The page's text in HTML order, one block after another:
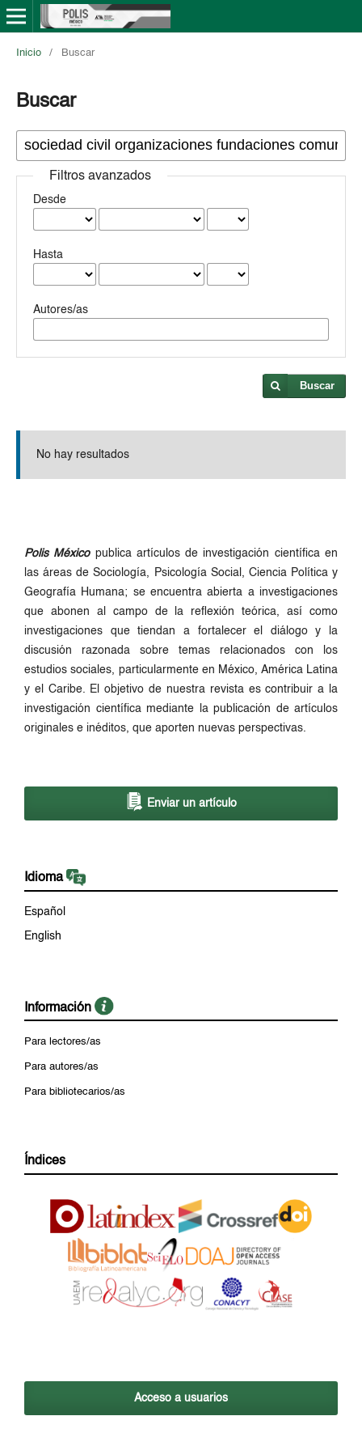
Inicio / Buscar
Buscar
Filtros avanzados
Desde
Hasta
Autores/as
Buscar
No hay resultados
Polis Méxicopublica artículos de investigación científica en
las áreas de Sociología, Psicología Social, Ciencia Política y
Geografía Humana; se encuentra abierta a investigaciones
que abonen al campo de la reflexión teórica, así como
investigaciones que tiendan a fortalecer el diálogo y la
discusión razonada sobre temas relacionados con los
estudios sociales, particularmente en México, América Latina
y el Caribe. El objetivo de nuestra revista es contribuir a la
investigación científica mediante la publicación de artículos
originales e inéditos, que aporten nuevas perspectivas.
Enviar un artículo
Idioma
Español
English
Información
Para lectores/as
Para autores/as
Para bibliotecarios/as
Índices
Acceso a usuarios